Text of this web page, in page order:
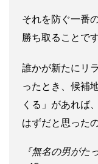
それを防ぐ一番
勝ち取ることです
誰かが新たにリ
ったとき、候補
くる」があれば
はずだと思ったの
『無名の男がた